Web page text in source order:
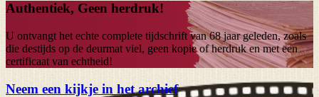
Authentiek, Geen herdruk!
U ontvangt het echte complete tijdschrift van68 jaargeleden, zoals
die destijds op de deurmat viel, geen kopie of herdruk en met een
certificaat van echtheid!
Neem een kijkje in het archief